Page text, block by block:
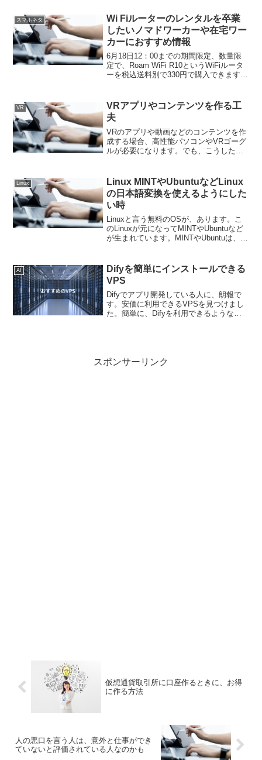
スマホネタ
Wi Fiルーターのレンタルを卒業
したいノマドワーカーや在宅ワー
カーにおすすめ情報
6月18日12：00までの期間限定、数量限
定で、Roam WiFi R10というWiFiルータ
ーを税込送料別で330円で購入できます。
単に購入できます。数分で、...
VR
VRアプリやコンテンツを作る工
夫
VRのアプリや動画などのコンテンツを作
成する場合、高性能パソコンやVRゴーグ
ルが必要になります。でも、こうした機
そんな時でも、VR動画を見たいとか、
VRのアプリやコンテ...
Linux
Linux MINTやUbuntuなどLinux
の日本語変換を使えるようにした
い時
Linuxと言う無料のOSが、あります。こ
のLinuxが元になってMINTやUbuntuなど
が生まれています。MINTやUbuntuは、低
る時にも利用されています。私も、...
AI
Difyを簡単にインストールできる
VPS
Difyでアプリ開発している人に、朗報で
す。安価に利用できるVPSを見つけまし
た。簡単に、Difyを利用できるようなの
スポンサーリンク
仮想通貨取引所に口座作るときに、お得
に作る方法
人の悪口を言う人は、意外と仕事ができ
ていないと評価されている人なのかも